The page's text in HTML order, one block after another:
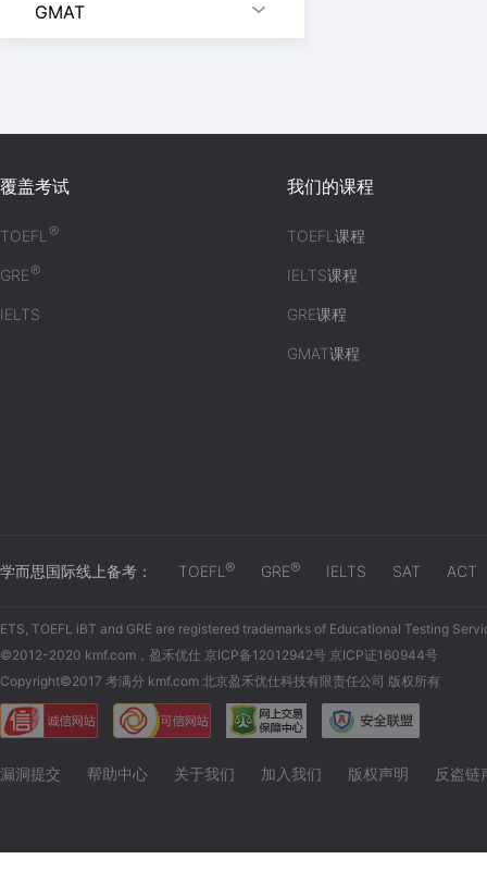
GMAT
覆盖考试
TOEFL®
GRE®
IELTS
我们的课程
TOEFL课程
IELTS课程
GRE课程
GMAT课程
学而思国际线上备考： TOEFL ® GRE® IELTS SAT ACT
ETS, TOEFL iBT and GRE are registered trademarks of Educational Testing
©2012-2020 kmf.com，盈禾优仕 京ICP备12012942号 京ICP证160944号
Copyright©2017 考满分 kmf.com 北京盈禾优仕科技有限责任公司 版权所有
漏洞提交 帮助中心 关于我们 加入我们 版权声明 反盗链